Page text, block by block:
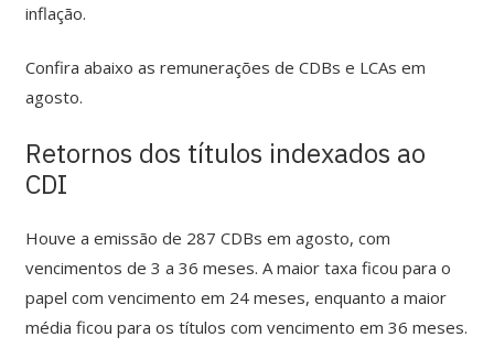
inflação.
Confira abaixo as remunerações de CDBs e LCAs em
agosto.
Retornos dos títulos indexados ao
CDI
Houve a emissão de 287 CDBs em agosto, com
vencimentos de 3 a 36 meses. A maior taxa ficou para o
papel com vencimento em 24 meses, enquanto a maior
média ficou para os títulos com vencimento em 36 meses.